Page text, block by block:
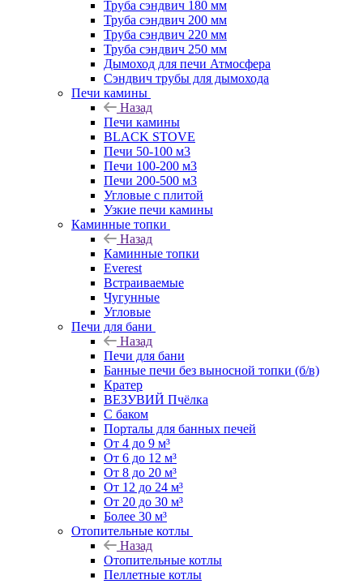
Труба сэндвич 180 мм
Труба сэндвич 200 мм
Труба сэндвич 220 мм
Труба сэндвич 250 мм
Дымоход для печи Атмосфера
Сэндвич трубы для дымохода
Печи камины
Назад
Печи камины
BLACK STOVE
Печи 50-100 м3
Печи 100-200 м3
Печи 200-500 м3
Угловые с плитой
Узкие печи камины
Каминные топки
Назад
Каминные топки
Everest
Встраиваемые
Чугунные
Угловые
Печи для бани
Назад
Печи для бани
Банные печи без выносной топки (б/в)
Кратер
ВЕЗУВИЙ Пчёлка
С баком
Порталы для банных печей
От 4 до 9 м³
От 6 до 12 м³
От 8 до 20 м³
От 12 до 24 м³
От 20 до 30 м³
Более 30 м³
Отопительные котлы
Назад
Отопительные котлы
Пеллетные котлы